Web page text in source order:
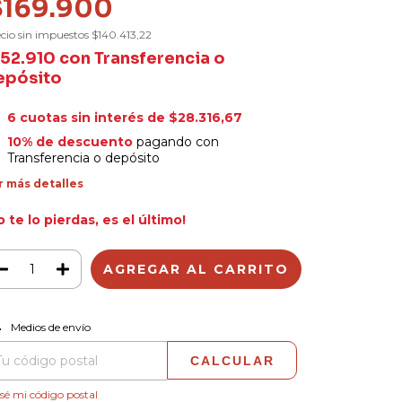
sin impuestos $140.413,22
con Transferencia o
6 cuotas sin interés de $28.316,67
10% de descuentopagando con
Transferencia o depósito
más detalles
te lo pierdas, es el último!
para el CP:
Medios de envío
CALCULAR
mi código postal